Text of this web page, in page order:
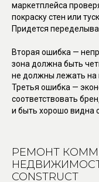
маркетплейса
покраску стен или
Придется
Вторая ошибка —
зона должна быть
не должны лежать на
Третья ошибка —
соответствовать
и быть хорошо видна
РЕМОНТ
CONSTRUCT